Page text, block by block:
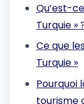
Qu’est-
Turquie »
Ce que
Turquie »
Pourquoi
tourisme